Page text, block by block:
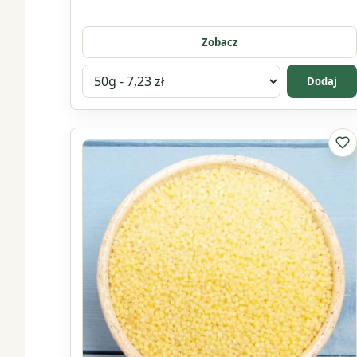
Zobacz
Wybierz
wariant
produktu
Wosk
Dodaj